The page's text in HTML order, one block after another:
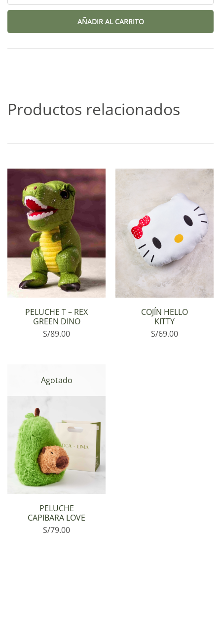
AÑADIR AL CARRITO
Productos relacionados
PELUCHE T – REX
GREEN DINO
S/89.00
COJÍN HELLO
KITTY
S/69.00
Agotado
PELUCHE
CAPIBARA LOVE
S/79.00